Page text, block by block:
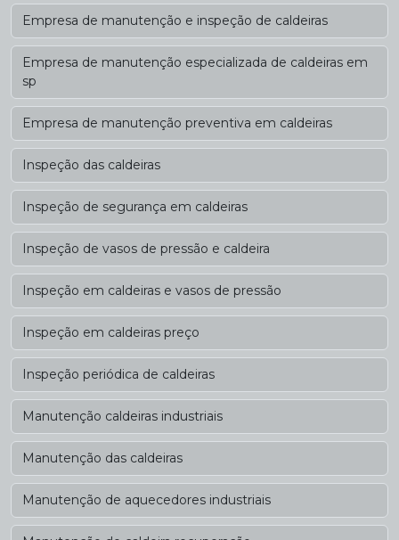
Empresa de manutenção e inspeção de caldeiras
Empresa de manutenção especializada de caldeiras em
sp
Empresa de manutenção preventiva em caldeiras
Inspeção das caldeiras
Inspeção de segurança em caldeiras
Inspeção de vasos de pressão e caldeira
Inspeção em caldeiras e vasos de pressão
Inspeção em caldeiras preço
Inspeção periódica de caldeiras
Manutenção caldeiras industriais
Manutenção das caldeiras
Manutenção de aquecedores industriais